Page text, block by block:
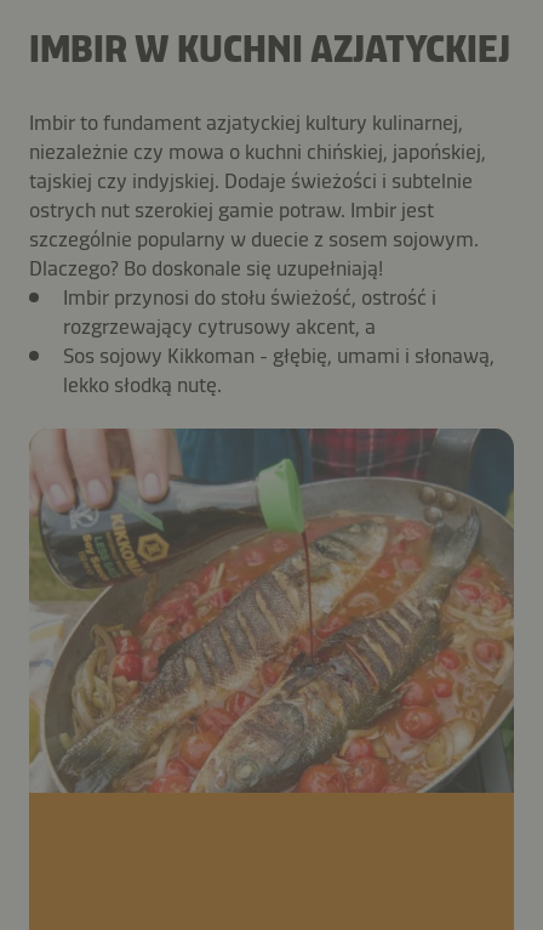
IMBIR W KUCHNI AZJATYCKIEJ
Imbir to fundament azjatyckiej kultury kulinarnej,
niezależnie czy mowa o kuchni chińskiej, japońskiej,
tajskiej czy indyjskiej. Dodaje świeżości i subtelnie
ostrych nut szerokiej gamie potraw. Imbir jest
szczególnie popularny w duecie z sosem sojowym.
Dlaczego? Bo doskonale się uzupełniają!
Imbir przynosi do stołu świeżość, ostrość i
rozgrzewający cytrusowy akcent, a
Sos sojowy Kikkoman - głębię, umami i słonawą,
lekko słodką nutę.